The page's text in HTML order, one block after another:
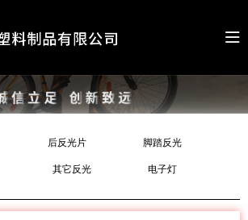
后反光片 脚踏反光
其它反光 电子灯